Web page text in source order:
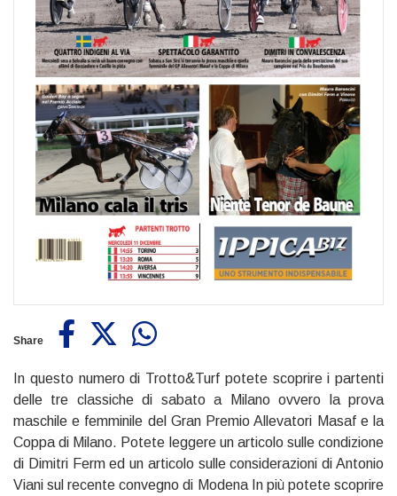
Share
In questo numero di Trotto&Turf potete scoprire i partenti
delle tre classiche di sabato a Milano ovvero la prova
maschile e femminile del Gran Premio Allevatori Masaf e la
Coppa di Milano. Potete leggere un articolo sulle condizione
di Dimitri Ferm ed un articolo sulle considerazioni di Antonio
Viani sul recente convegno di Modena In più potete scoprire